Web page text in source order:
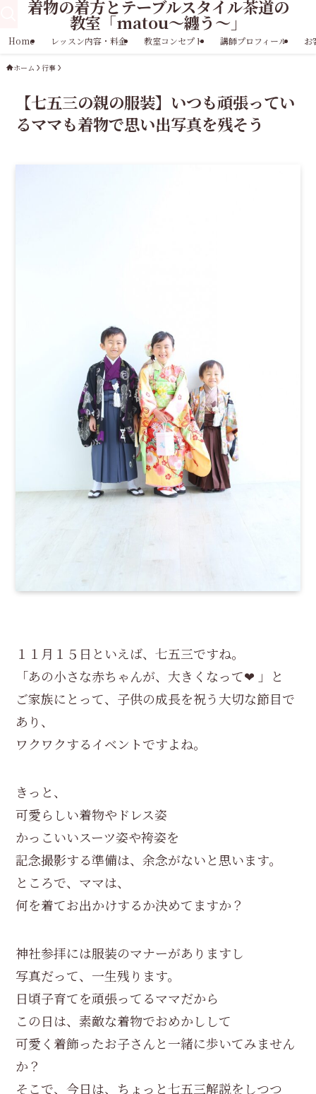
着物の着方とテーブルスタイル茶道の
教室「matou〜纏う〜」
Home レッスン内容・料金 教室コンセプト 講師プロフィール お
ホーム 行事
【七五三の親の服装】いつも頑張ってい
るママも着物で思い出写真を残そう
１１月１５日といえば、七五三ですね。
「あの小さな赤ちゃんが、大きくなって❤ 」と
ご家族にとって、子供の成長を祝う大切な節目で
あり、
ワクワクするイベントですよね。
きっと、
可愛らしい着物やドレス姿
かっこいいスーツ姿や袴姿を
記念撮影する準備は、余念がないと思います。
ところで、ママは、
何を着てお出かけするか決めてますか？
神社参拝には服装のマナーがありますし
写真だって、一生残ります。
日頃子育てを頑張ってるママだから
この日は、素敵な着物でおめかしして
可愛く着飾ったお子さんと一緒に歩いてみません
か？
そこで、今日は、ちょっと七五三解説をしつつ